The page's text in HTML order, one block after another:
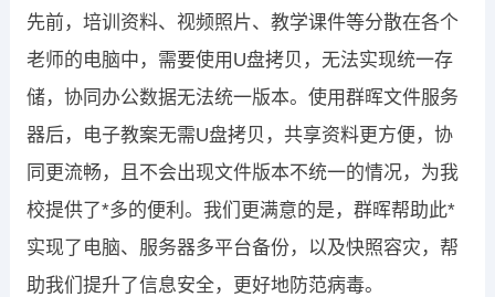
先前，培训资料、视频照片、教学课件等分散在各个
老师的电脑中，需要使用U盘拷贝，无法实现统一存
储，协同办公数据无法统一版本。使用群晖文件服务
器后，电子教案无需U盘拷贝，共享资料更方便，协
同更流畅，且不会出现文件版本不统一的情况，为我
校提供了*多的便利。我们更满意的是，群晖帮助此*
实现了电脑、服务器多平台备份，以及快照容灾，帮
助我们提升了信息安全，更好地防范病毒。